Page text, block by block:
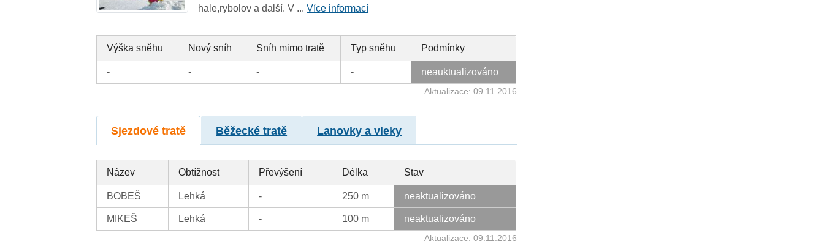
hale,rybolov a další. V ...Více informací
Výška sněhu Nový sníh Sníh mimo tratě Typ sněhu Podmínky
- - - - neauktualizováno
Aktualizace: 09.11.2016
Sjezdové tratě Běžecké tratě Lanovky a vleky
Název Obtížnost Převýšení Délka Stav
BOBEŠ Lehká - 250 m neaktualizováno
MIKEŠ Lehká - 100 m neaktualizováno
Aktualizace: 09.11.2016